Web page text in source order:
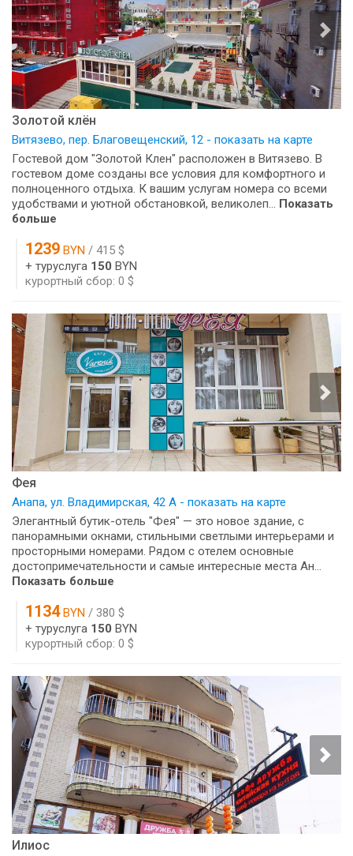
Золотой клён
Витязево, пер. Благовещенский, 12 - показать на карте
Гостевой дом "Золотой Клен" расположен в Витязево. В
гостевом доме созданы все условия для комфортного и
полноценного отдыха. К вашим услугам номера со всеми
удобствами и уютной обстановкой, великолеп... Показать
больше
1239 BYN / 415 $
+ туруслуга 150 BYN
курортный сбор: 0 $
Фея
Анапа, ул. Владимирская, 42 А - показать на карте
Элегантный бутик-отель "Фея" — это новое здание, с
панорамными окнами, стильными светлыми интерьерами и
просторными номерами. Рядом с отелем основные
достопримечательности и самые интересные места Ан...
Показать больше
1134BYN / 380 $
+ туруслуга 150 BYN
курортный сбор: 0 $
Илиос